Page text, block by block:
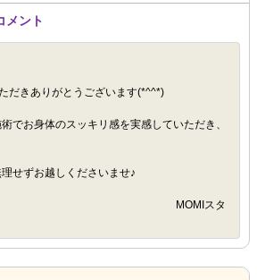
メント
だきありがとうございます(*^^*)
でお身体のスッキリ感を実感していただき、
せずお越しくださいませ♪
スタ